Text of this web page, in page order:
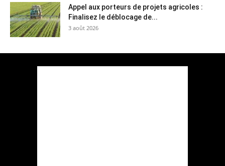
Appel aux porteurs de projets agricoles :
Finalisez le déblocage de...
3 août 2026